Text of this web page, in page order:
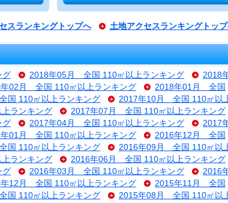
スランキングトップへ 土地アクセスランキングトッ
グ 2018年05月 全国 110㎡以上ランキング
2018
02月 全国 110㎡以上ランキング
2018年01月 全国
国 110㎡以上ランキング
2017年10月 全国 110㎡以
ランキング
2017年07月 全国 110㎡以上ランキング
グ 2017年04月 全国 110㎡以上ランキング
2017
01月 全国 110㎡以上ランキング
2016年12月 全国
国 110㎡以上ランキング
2016年09月 全国 110㎡以
ランキング
2016年06月 全国 110㎡以上ランキング
グ 2016年03月 全国 110㎡以上ランキング
2016
12月 全国 110㎡以上ランキング
2015年11月 全国
国 110㎡以上ランキング
2015年08月 全国 110㎡以